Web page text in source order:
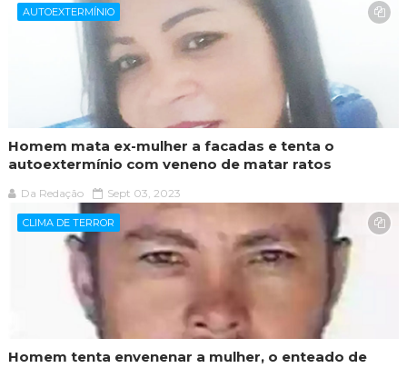
AUTOEXTERMÍNIO
Homem mata ex-mulher a facadas e tenta o
autoextermínio com veneno de matar ratos
Da Redação Sept 03, 2023
CLIMA DE TERROR
Homem tenta envenenar a mulher, o enteado de